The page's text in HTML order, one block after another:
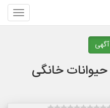
خانگی